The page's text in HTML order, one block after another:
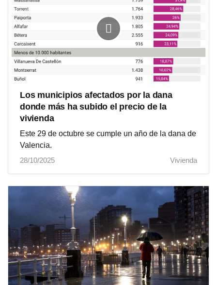
Los municipios afectados por la dana
donde más ha subido el precio de la
vivienda
Este 29 de octubre se cumple un año de la dana de
Valencia.
28/10/2025
Vivienda